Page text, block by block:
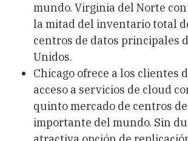
mundo. Virginia del Norte
la mitad del inventario total
centros de datos principales
Unidos.
Chicago ofrece a los clientes
acceso a servicios de cloud
quinto mercado de centros
importante del mundo. Sin